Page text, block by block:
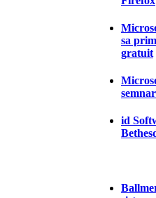
sa
gratuit
id